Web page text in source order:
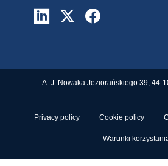
A. J. Nowaka Jeziorańskiego 39, 44-
Privacy policy Cookie policy
Warunki